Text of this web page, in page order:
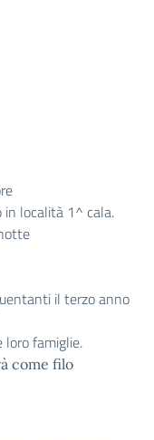
in località 1^ cala.
il terzo anno
loro famiglie.
come filo